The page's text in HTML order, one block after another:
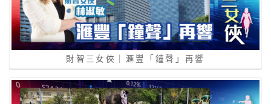
財智三女俠｜滙豐「鐘聲」再響